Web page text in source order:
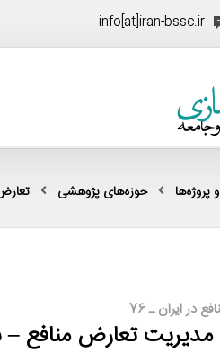
info[at]iran-bssc.ir
حوزه‌های پژوهشی
در ایران ـ 76
مدیریت تعارض منافع